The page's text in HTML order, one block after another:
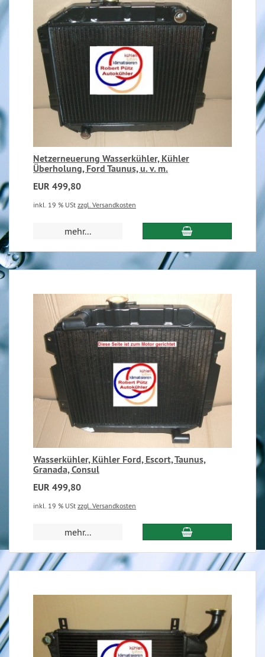
Netzerneuerung Wasserkühler, Kühler
Überholung, Ford Taunus, u. v. m.
EUR 499,80
inkl. 19 % USt zzgl. Versandkosten
mehr...
Wasserkühler, Kühler Ford, Escort, Taunus,
Granada, Consul
EUR 499,80
inkl. 19 % USt zzgl. Versandkosten
mehr...